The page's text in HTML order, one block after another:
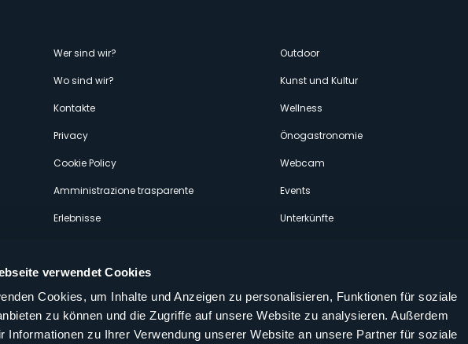
verwendet Cookies
Cookies, um Inhalte und Anzeigen zu personalisieren, Funktionen für soziale
zu können und die Zugriffe auf unsere Website zu analysieren. Außerdem
Informationen zu Ihrer Verwendung unserer Website an unsere Partner für soziale
Menù
secondario
Wer sind wir?
Wo sind wir?
Kontakte
Privacy
Cookie Policy
Amministrazione trasparente
Erlebnisse
Outdoor
Kunst und Kultur
Wellness
Önogastronomie
Webcam
Events
Unterkünfte
28838 Stresa VB - Italy
Folgen Sie uns auf unseren sozialen